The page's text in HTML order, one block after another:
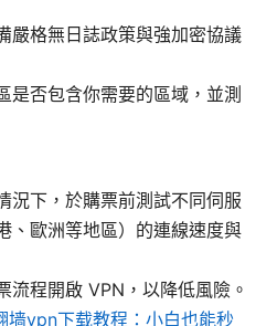
嚴格無日誌政策與強加密協議
是否包含你需要的區域，並測
況下，於購票前測試不同伺服
、歐洲等地區）的連線速度與
流程開啟 VPN，以降低風險。
墙vpn下载教程：小白也能秒